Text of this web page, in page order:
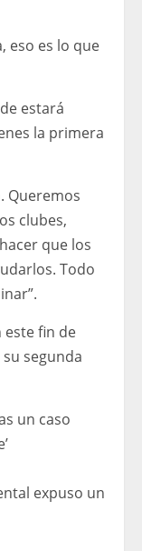
eso es lo que
estará
la primera
Queremos
clubes,
que los
Todo
este fin de
segunda
un caso
expuso un